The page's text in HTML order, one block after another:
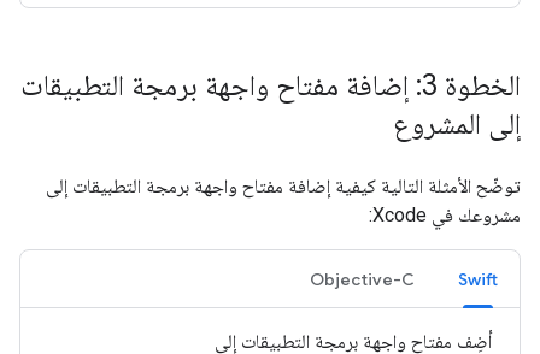
الخطوة 3: إضافة مفتاح واجهة برمجة التطبيقات
إلى المشروع
توضّح الأمثلة التالية كيفية إضافة مفتاح واجهة برمجة التطبيقات إلى
مشروعك في Xcode:
Swift
Objective-C
أضِف مفتاح واجهة برمجة التطبيقات إلى